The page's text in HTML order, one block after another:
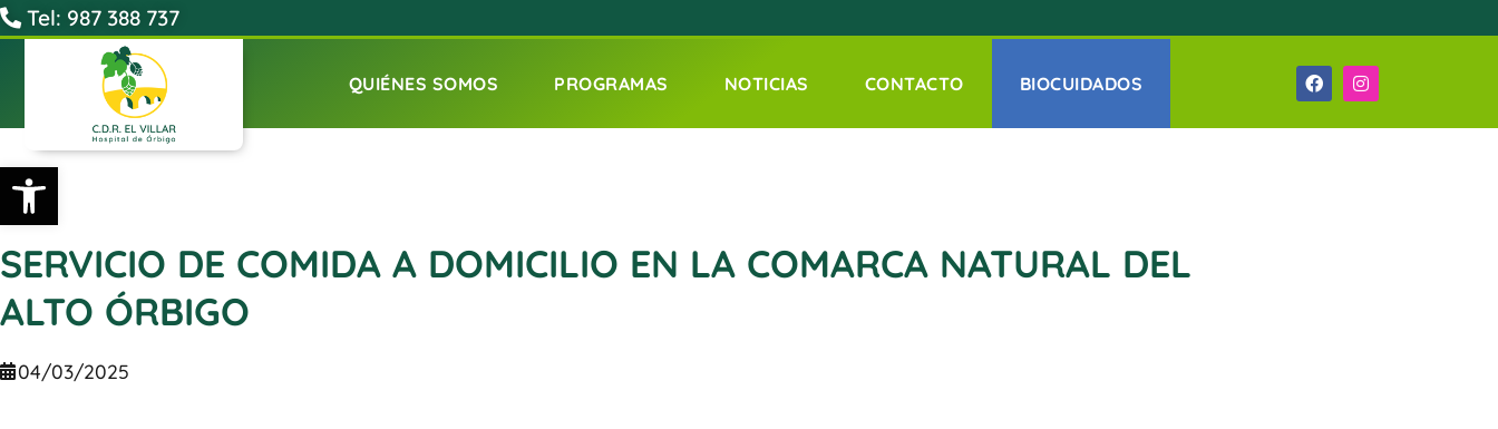
Abrir barra de herramientas
Tel: 987 388 737
QUIÉNES SOMOS PROGRAMAS NOTICIAS CONTACTO BIOCUIDADOS
SERVICIO DE COMIDA A DOMICILIO EN LA COMARCA NATURAL DEL
ALTO ÓRBIGO
04/03/2025